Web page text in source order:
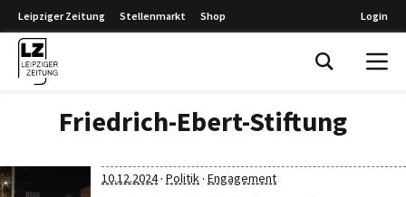
Leipziger Zeitung Stellenmarkt Shop Login
Friedrich-Ebert-Stiftung
10.12.2024· Politik· Engagement